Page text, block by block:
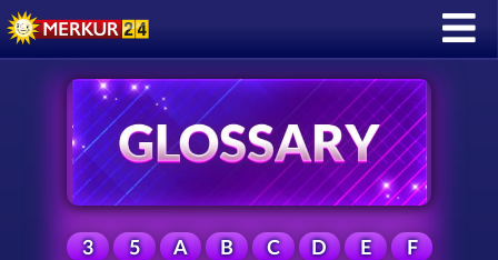
3 5 A B C D E
F